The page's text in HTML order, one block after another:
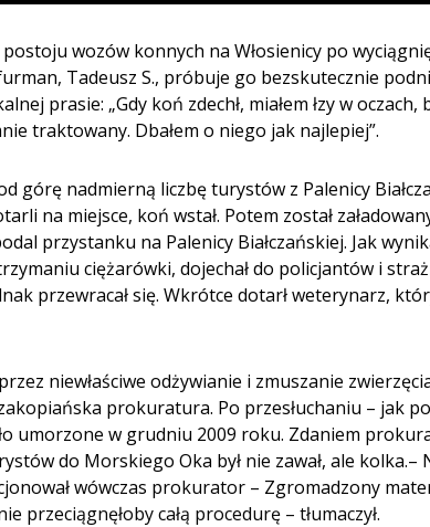
wozów konnych na Włosienicy po
Tadeusz S., próbuje go bezskutecznie
prasie: „Gdy koń zdechł, miałem łzy w oczach,
traktowany. Dbałem o niego jak najlepiej”.
górę nadmierną liczbę turystów z Palenicy
na miejsce, koń wstał. Potem został
przystanku na Palenicy Białczańskiej. Jak
ciężarówki, dojechał do policjantów i
przewracał się. Wkrótce dotarł weterynarz,
niewłaściwe odżywianie i zmuszanie
prokuratura. Po przesłuchaniu – jak
umorzone w grudniu 2009 roku. Zdaniem
do Morskiego Oka był nie zawał, ale kolka.–
wówczas prokurator – Zgromadzony
przeciągnęłoby całą procedurę – tłumaczył.